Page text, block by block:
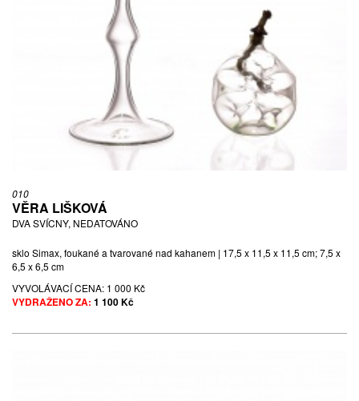
010
VĚRA LIŠKOVÁ
DVA SVÍCNY, NEDATOVÁNO
sklo Simax, foukané a tvarované nad kahanem | 17,5 x 11,5 x 11,5 cm; 7,5 x
6,5 x 6,5 cm
VYVOLÁVACÍ CENA: 1 000 Kč
VYDRAŽENO ZA: 1 100 Kč